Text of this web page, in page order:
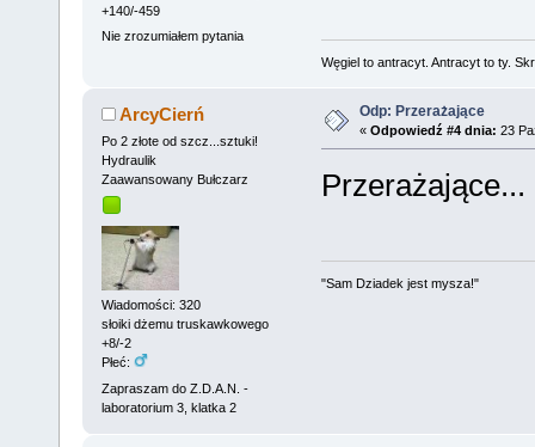
+140/-459
Nie zrozumiałem pytania
Węgiel to antracyt. Antracyt to ty.
ArcyCierń
Po 2 złote od szcz...sztuki!
Hydraulik
Zaawansowany Bułczarz
Wiadomości: 320
słoiki dżemu truskawkowego
+8/-2
Płeć:
Zapraszam do Z.D.A.N. -
laboratorium 3, klatka 2
Odp: Przerażające
« Odpowiedź #4 dnia: 23
Przerażające...
"Sam Dziadek jest mysza!"